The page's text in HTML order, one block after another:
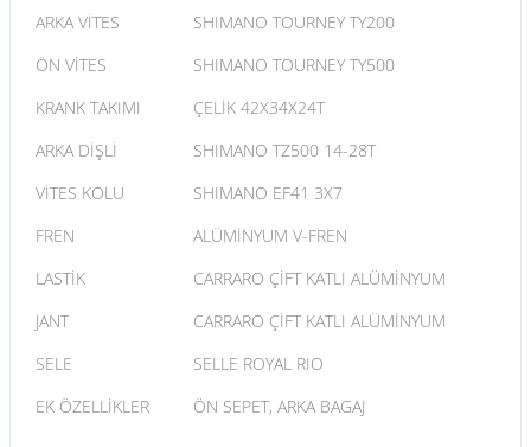
ARKA VİTES
SHIMANO TOURNEY TY200
ÖN VİTES
SHIMANO TOURNEY TY500
KRANK TAKIMI
ÇELİK 42X34X24T
ARKA DİŞLİ
SHIMANO TZ500 14-28T
VİTES KOLU
SHIMANO EF41 3X7
FREN
ALÜMİNYUM V-FREN
LASTİK
CARRARO ÇİFT KATLI ALÜMİNYUM
JANT
CARRARO ÇİFT KATLI ALÜMİNYUM
SELE
SELLE ROYAL RIO
EK ÖZELLİKLER
ÖN SEPET, ARKA BAGAJ